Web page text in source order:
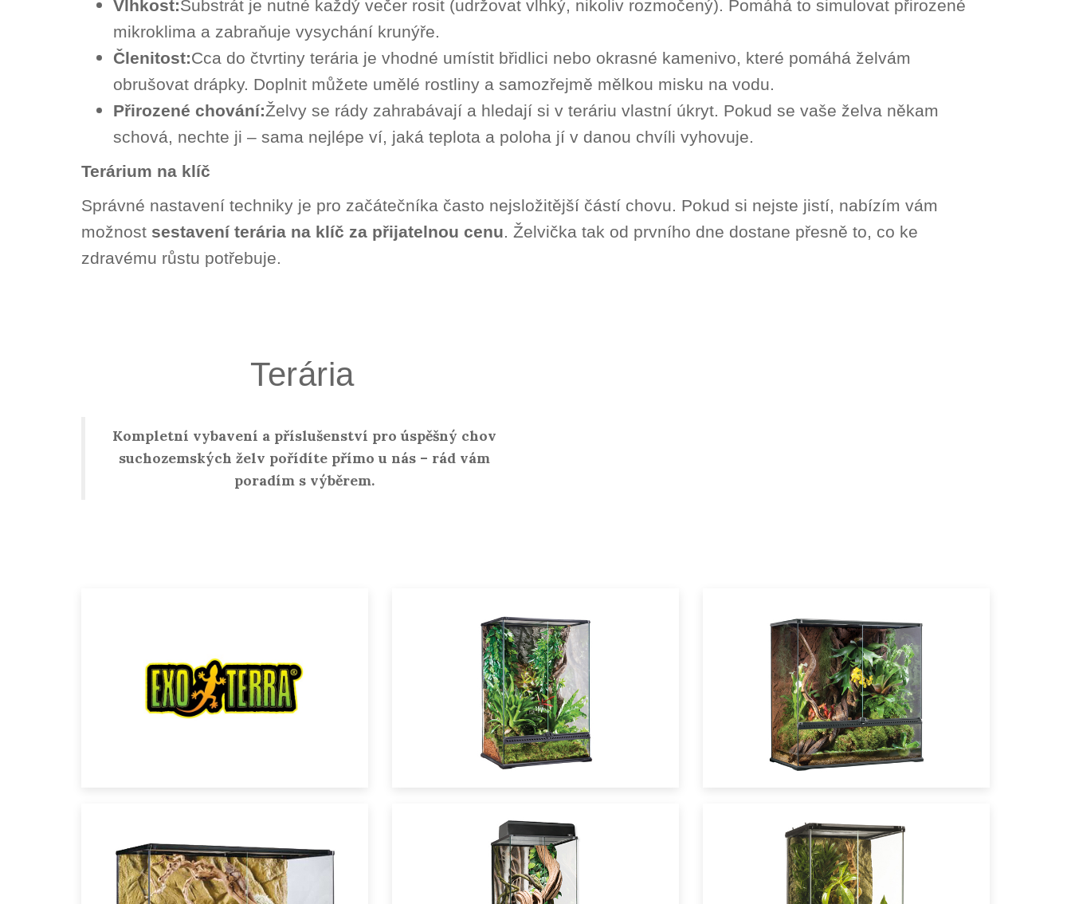
Vlhkost:Substrát je nutné každý večer rosit (udržovat vlhký, nikoliv rozmočený). Pomáhá to simulovat přirozené
mikroklima a zabraňuje vysychání krunýře.
Členitost:Cca do čtvrtiny terária je vhodné umístit břidlici nebo okrasné kamenivo, které pomáhá želvám
obrušovat drápky. Doplnit můžete umělé rostliny a samozřejmě mělkou misku na vodu.
Přirozené chování:Želvy se rády zahrabávají a hledají si v teráriu vlastní úkryt. Pokud se vaše želva někam
schová, nechte ji – sama nejlépe ví, jaká teplota a poloha jí v danou chvíli vyhovuje.
Terárium na klíč
Správné nastavení techniky je pro začátečníka často nejsložitější částí chovu. Pokud si nejste jistí, nabízím vám
možnost sestavení terária na klíč za přijatelnou cenu. Želvička tak od prvního dne dostane přesně to, co ke
zdravému růstu potřebuje.
Terária
Kompletní vybavení a příslušenství pro úspěšný chov
suchozemských želv pořídíte přímo u nás – rád vám
poradím s výběrem.